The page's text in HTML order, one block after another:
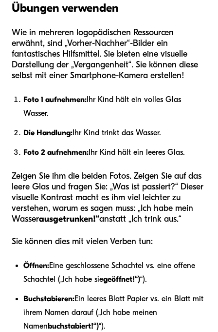
Übungen verwenden
Wie in mehreren logopädischen Ressourcen
erwähnt, sind „Vorher-Nachher“-Bilder ein
fantastisches Hilfsmittel. Sie bieten eine visuelle
Darstellung der „Vergangenheit“. Sie können diese
selbst mit einer Smartphone-Kamera erstellen!
Foto 1 aufnehmen: Ihr Kind hält ein volles Glas
Wasser.
Die Handlung: Ihr Kind trinkt das Wasser.
Foto 2 aufnehmen: Ihr Kind hält ein leeres Glas.
Zeigen Sie ihm die beiden Fotos. Zeigen Sie auf das
leere Glas und fragen Sie: „Was ist passiert?“ Dieser
visuelle Kontrast macht es ihm viel leichter zu
verstehen, warum es sagen muss: „Ich habe mein
Wasserausgetrunken!“anstatt „Ich trink aus.“
Sie können dies mit vielen Verben tun:
Öffnen:Eine geschlossene Schachtel vs. eine offene
Schachtel („Ich habe siegeöffnet!“)“).
Buchstabieren:Ein leeres Blatt Papier vs. ein Blatt mit
ihrem Namen darauf („Ich habe meinen
Namenbuchstabiert!“)“).